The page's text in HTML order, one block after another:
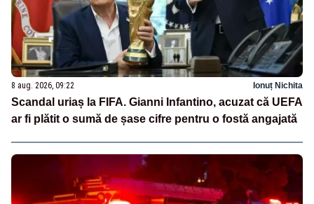
8 aug. 2026, 09:22 Ionuț Nichita
Scandal uriaș la FIFA. Gianni Infantino, acuzat că UEFA
ar fi plătit o sumă de șase cifre pentru o fostă angajată